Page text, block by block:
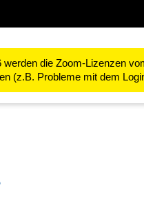
werden die Zoom-Lizenzen
(z.B. Probleme mit dem
Netzdienste DNS